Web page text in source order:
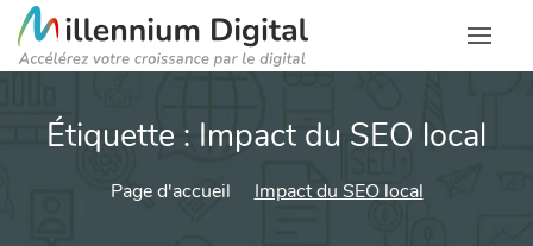
Étiquette : Impact du SEO local
Page d'accueil Impact du SEO local